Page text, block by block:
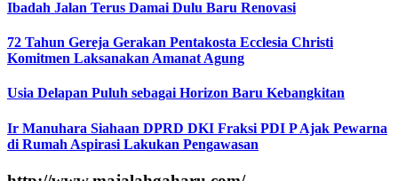
Ibadah Jalan Terus Damai Dulu Baru Renovasi
72 Tahun Gereja Gerakan Pentakosta Ecclesia Christi
Komitmen Laksanakan Amanat Agung
Usia Delapan Puluh sebagai Horizon Baru Kebangkitan
Ir Manuhara Siahaan DPRD DKI Fraksi PDI P Ajak Pewarna
di Rumah Aspirasi Lakukan Pengawasan